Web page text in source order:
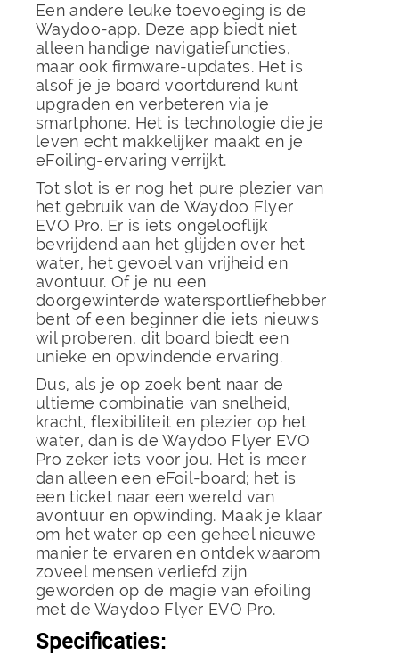
Een andere leuke toevoeging is de
Waydoo-app. Deze app biedt niet
alleen handige navigatiefuncties,
maar ook firmware-updates. Het is
alsof je je board voortdurend kunt
upgraden en verbeteren via je
smartphone. Het is technologie die je
leven echt makkelijker maakt en je
eFoiling-ervaring verrijkt.
Tot slot is er nog het pure plezier van
het gebruik van de Waydoo Flyer
EVO Pro. Er is iets ongelooflijk
bevrijdend aan het glijden over het
water, het gevoel van vrijheid en
avontuur. Of je nu een
doorgewinterde watersportliefhebber
bent of een beginner die iets nieuws
wil proberen, dit board biedt een
unieke en opwindende ervaring.
Dus, als je op zoek bent naar de
ultieme combinatie van snelheid,
kracht, flexibiliteit en plezier op het
water, dan is de Waydoo Flyer EVO
Pro zeker iets voor jou. Het is meer
dan alleen een eFoil-board; het is
een ticket naar een wereld van
avontuur en opwinding. Maak je klaar
om het water op een geheel nieuwe
manier te ervaren en ontdek waarom
zoveel mensen verliefd zijn
geworden op de magie van efoiling
met de Waydoo Flyer EVO Pro.
Specificaties: